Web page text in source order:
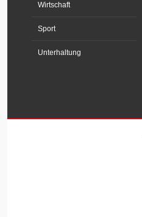
Wirtschaft
Sport
Unterhaltung